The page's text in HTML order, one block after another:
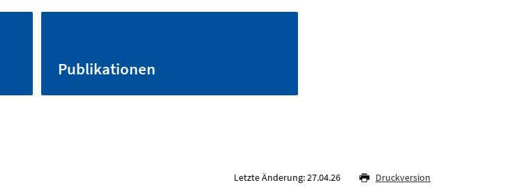
Publikationen
Letzte Änderung: 27.04.26 Druckversion